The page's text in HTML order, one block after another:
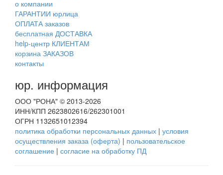
о компании
ГАРАНТИИ юрлица
ОПЛАТА заказов
бесплатная ДОСТАВКА
help-центр КЛИЕНТАМ
корзина ЗАКАЗОВ
контакты
юр. информация
ООО "РОНА" © 2013-2026
ИНН/КПП 2623802616/262301001
ОГРН 1132651012394
политика обработки персональных данных | условия
осуществления заказа (оферта) | пользовательское
соглашение | согласие на обработку ПД